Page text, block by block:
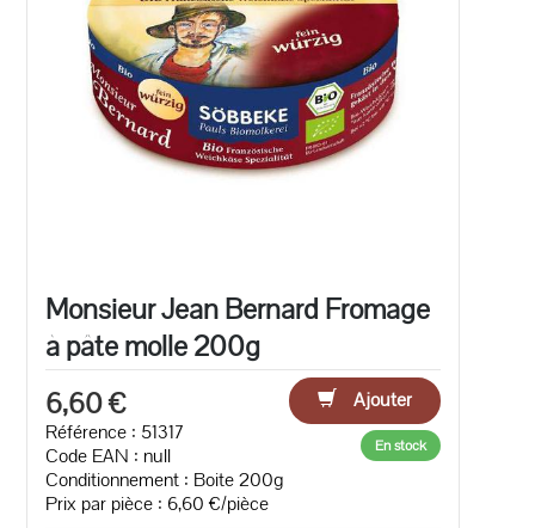
Monsieur Jean Bernard Fromage
à pâte molle 200g
6,60 €
Ajouter
Référence : 51317
Code EAN : null
Conditionnement : Boite 200g
Prix par pièce : 6,60 €/pièce
En stock